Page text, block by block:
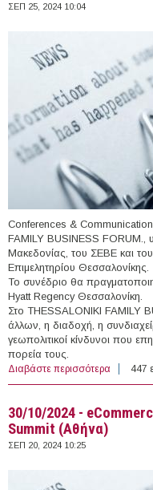
ΣΕΠ 25, 2024 10:04
Conferences &
FAMILY BUSINESS FORUM.,
Μακεδονίας, του ΣΕΒΕ και
Επιμελητηρίου Θεσσαλονίκης.
Το συνέδριο θα
Hyatt Regency Θεσσαλονίκη.
Στο THESSALONIKI FAMILY
άλλων, η διαδοχή, η
γεωπολιτικοί κίνδυνοι που
πορεία τους.
Διαβάστε περισσότερα για 15/
447
30/10/2024 -
Summit (Αθήνα)
ΣΕΠ 20, 2024 10:25